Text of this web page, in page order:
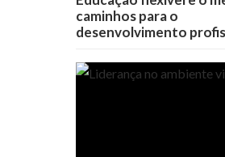
caminhos para o
desenvolvimento